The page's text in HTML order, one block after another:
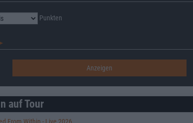
Punkten
auf Tour